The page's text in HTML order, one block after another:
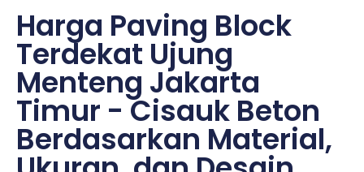
Harga Paving Block
Terdekat Ujung
Menteng Jakarta
Timur - Cisauk Beton
Berdasarkan Material,